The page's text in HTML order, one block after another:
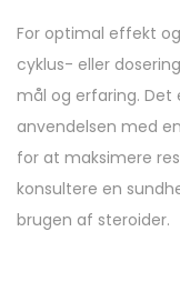
For optimal effekt
cyklus- eller
mål og erfaring. Det
anvendelsen med
for at maksimere
konsultere en
brugen af steroider.